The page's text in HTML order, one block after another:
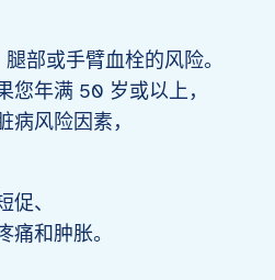
部或手臂血栓的风险。
您年满 50 岁或以上，
病风险因素，
、
痛和肿胀。